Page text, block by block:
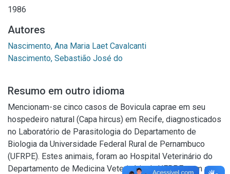
1986
Autores
Nascimento, Ana Maria Laet Cavalcanti
Nascimento, Sebastião José do
Resumo em outro idioma
Mencionam-se cinco casos de Bovicula caprae em seu
hospedeiro natural (Capa hircus) em Recife, diagnosticados
no Laboratório de Parasitologia do Departamento de
Biologia da Universidade Federal Rural de Pernambuco
(UFRPE). Estes animais, foram ao Hospital Veterinário do
Departamento de Medicina Veterinária da UFRPE. com a